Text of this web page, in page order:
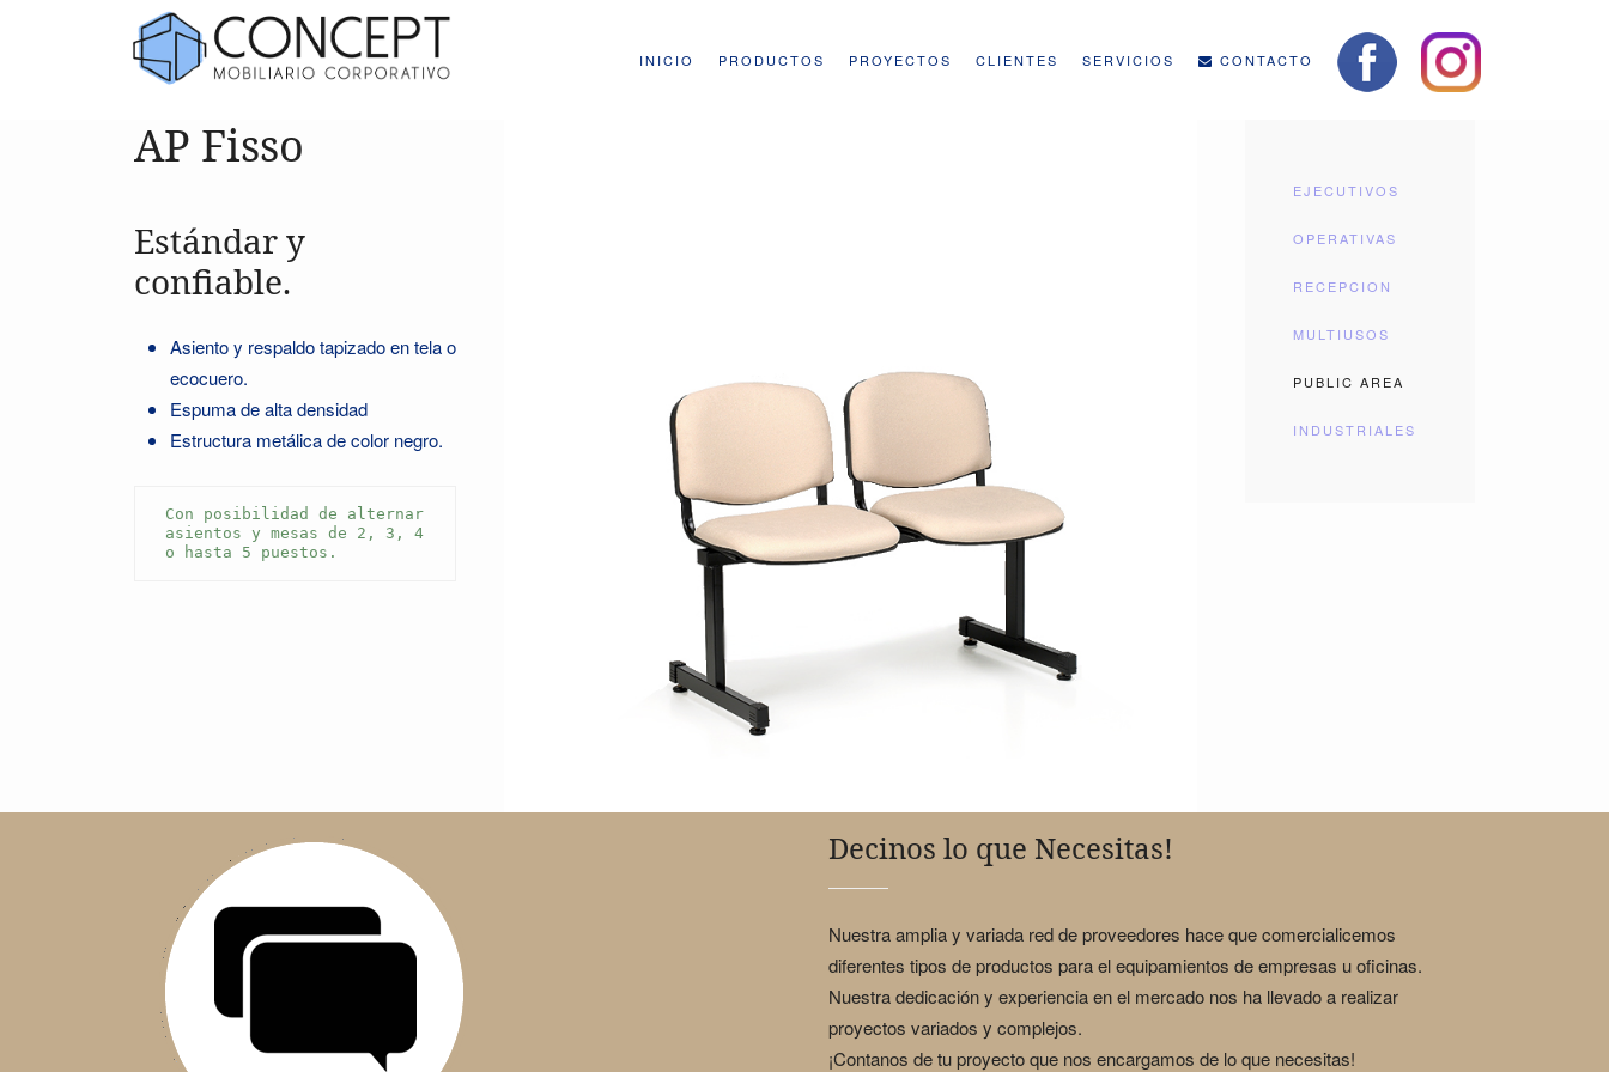
INICIO PRODUCTOS PROYECTOS CLIENTES SERVICIOS CONTACTO
AP Fisso
Estándar y
confiable.
Asiento y respaldo tapizado en tela o
ecocuero.
Espuma de alta densidad
Estructura metálica de color negro.
Con posibilidad de alternar
asientos y mesas de 2, 3, 4
o hasta 5 puestos.
EJECUTIVOS
OPERATIVAS
RECEPCION
MULTIUSOS
PUBLIC AREA
INDUSTRIALES
Decinos lo que Necesitas!
Nuestra amplia y variada red de proveedores hace que comercialicemos
diferentes tipos de productos para el equipamientos de empresas u oficinas.
Nuestra dedicación y experiencia en el mercado nos ha llevado a realizar
proyectos variados y complejos.
¡Contanos de tu proyecto que nos encargamos de lo que necesitas!